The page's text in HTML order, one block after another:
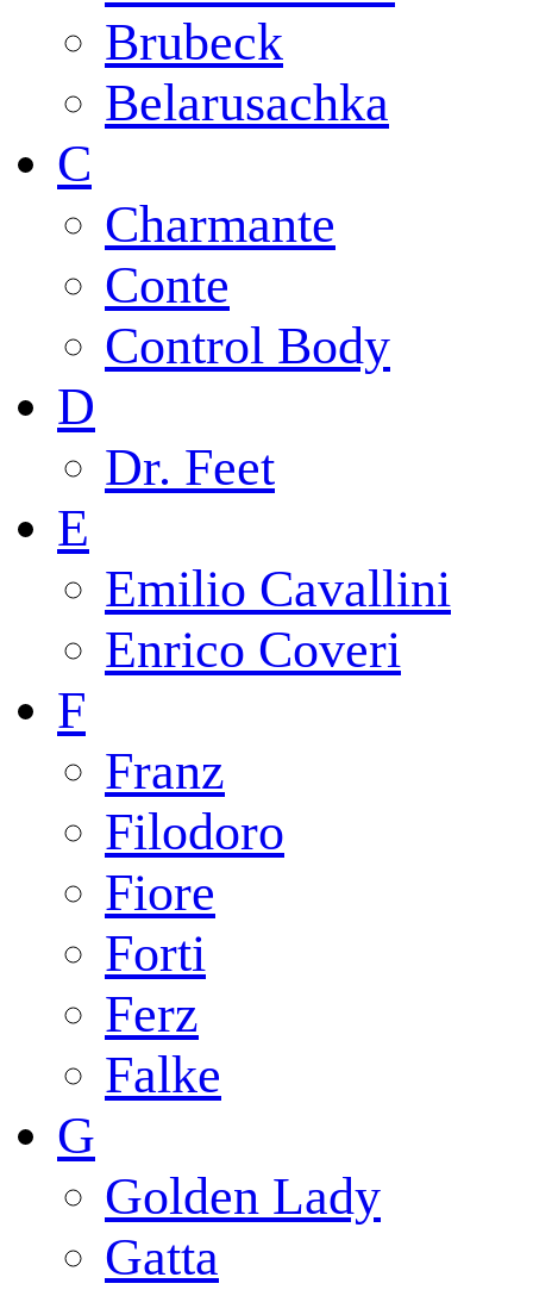
Brubeck
Belarusachka
C
Charmante
Conte
Control Body
D
Dr. Feet
E
Emilio Cavallini
Enrico Coveri
F
Franz
Filodoro
Fiore
Forti
Ferz
Falke
G
Golden Lady
Gatta